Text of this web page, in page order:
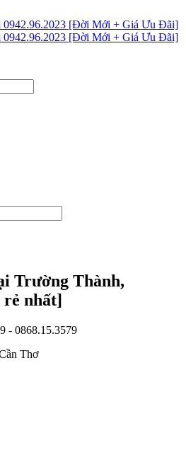
Trường Thành,
rẻ nhất]
- 0868.15.3579
Thơ